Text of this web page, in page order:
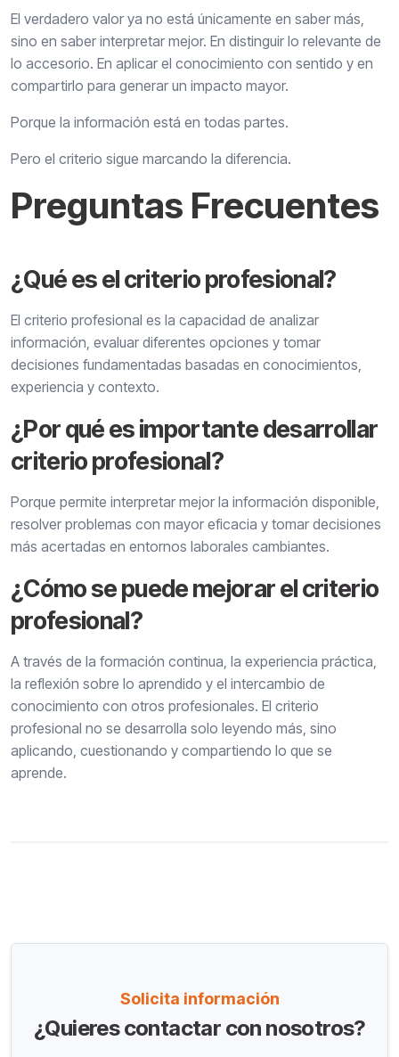
El verdadero valor ya no está únicamente en saber más,
sino en saber interpretar mejor. En distinguir lo relevante de
lo accesorio. En aplicar el conocimiento con sentido y en
compartirlo para generar un impacto mayor.
Porque la información está en todas partes.
Pero el criterio sigue marcando la diferencia.
Preguntas Frecuentes
¿Qué es el criterio profesional?
El criterio profesional es la capacidad de analizar
información, evaluar diferentes opciones y tomar
decisiones fundamentadas basadas en conocimientos,
experiencia y contexto.
¿Por qué es importante desarrollar
criterio profesional?
Porque permite interpretar mejor la información disponible,
resolver problemas con mayor eficacia y tomar decisiones
más acertadas en entornos laborales cambiantes.
¿Cómo se puede mejorar el criterio
profesional?
A través de la formación continua, la experiencia práctica,
la reflexión sobre lo aprendido y el intercambio de
conocimiento con otros profesionales. El criterio
profesional no se desarrolla solo leyendo más, sino
aplicando, cuestionando y compartiendo lo que se
aprende.
Solicita información
¿Quieres contactar con nosotros?